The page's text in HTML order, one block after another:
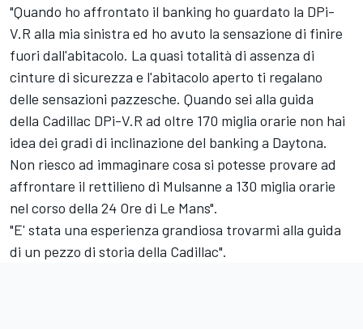
"Quando ho affrontato il banking ho guardato la DPi-
V.R alla mia sinistra ed ho avuto la sensazione di finire
fuori dall'abitacolo. La quasi totalità di assenza di
cinture di sicurezza e l'abitacolo aperto ti regalano
delle sensazioni pazzesche. Quando sei alla guida
della Cadillac DPi-V.R ad oltre 170 miglia orarie non hai
idea dei gradi di inclinazione del banking a Daytona.
Non riesco ad immaginare cosa si potesse provare ad
affrontare il rettilieno di Mulsanne a 130 miglia orarie
nel corso della 24 Ore di Le Mans".
"E' stata una esperienza grandiosa trovarmi alla guida
di un pezzo di storia della Cadillac".